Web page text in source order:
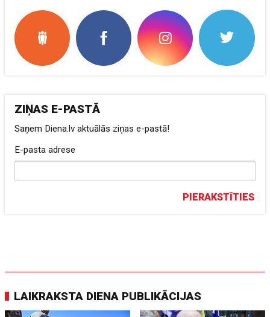
ZIŅAS E-PASTĀ
Saņem Diena.lv aktuālās ziņas e-pastā!
E-pasta adrese
PIERAKSTĪTIES
LAIKRAKSTA DIENA PUBLIKĀCIJAS